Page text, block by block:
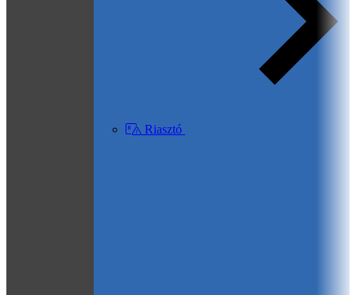
Riasztó